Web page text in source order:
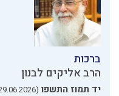
ברכות
הרב אליקים לבנון
יד תמוז התשפו (29.06.2026)